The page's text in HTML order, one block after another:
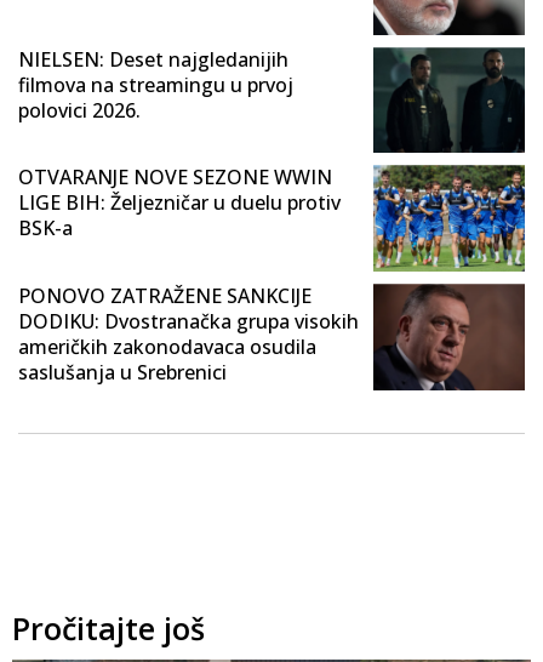
NIELSEN: Deset najgledanijih
filmova na streamingu u prvoj
polovici 2026.
OTVARANJE NOVE SEZONE WWIN
LIGE BIH: Željezničar u duelu protiv
BSK-a
PONOVO ZATRAŽENE SANKCIJE
DODIKU: Dvostranačka grupa visokih
američkih zakonodavaca osudila
saslušanja u Srebrenici
Pročitajte još